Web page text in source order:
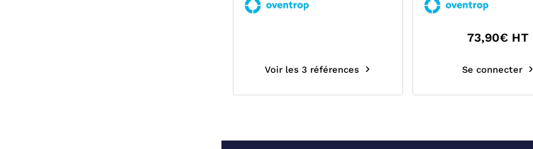
Voir les 3 références
73,90€ HT
Se connecter